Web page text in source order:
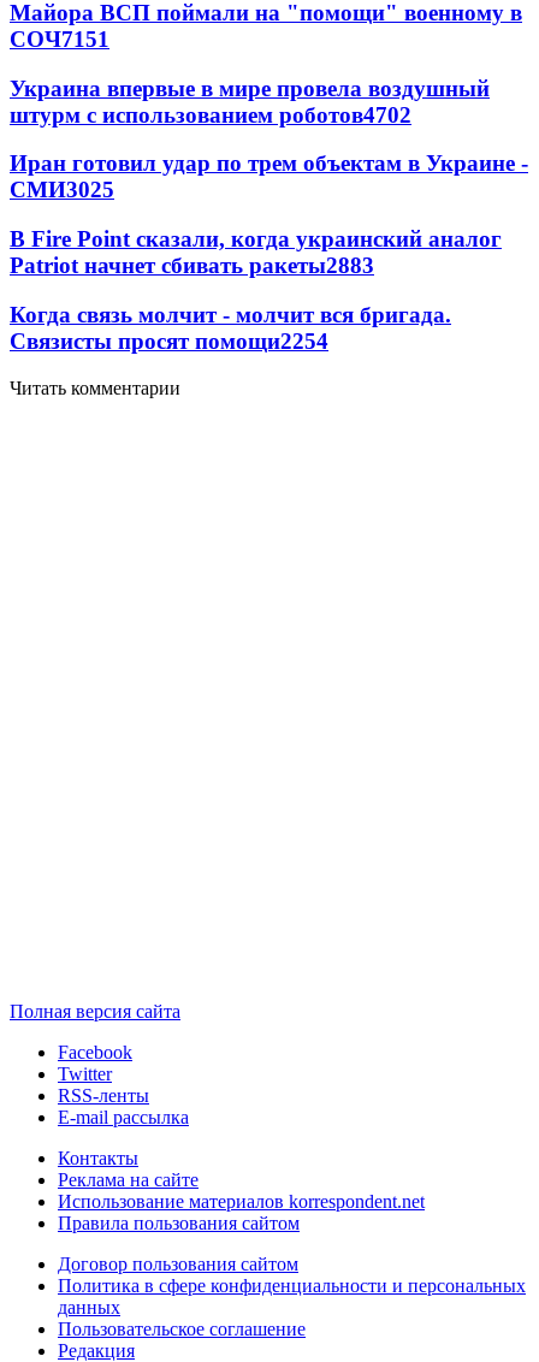
Майора ВСП поймали на "помощи" военному в
СОЧ7151
Украина впервые в мире провела воздушный
штурм с использованием роботов4702
Иран готовил удар по трем объектам в Украине -
СМИ3025
В Fire Point сказали, когда украинский аналог
Patriot начнет сбивать ракеты2883
Когда связь молчит - молчит вся бригада.
Связисты просят помощи2254
Читать комментарии
Полная версия сайта
Facebook
Twitter
RSS-ленты
E-mail рассылка
Контакты
Реклама на сайте
Использование материалов korrespondent.net
Правила пользования сайтом
Договор пользования сайтом
Политика в сфере конфиденциальности и персональных
данных
Пользовательское соглашение
Редакция